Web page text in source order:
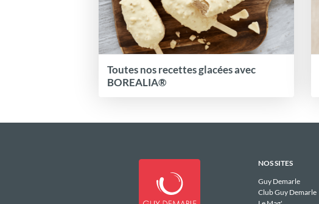
Toutes nos recettes glacées avec
BOREALIA®
NOS SITES
Guy Demarle
Club Guy Demarle